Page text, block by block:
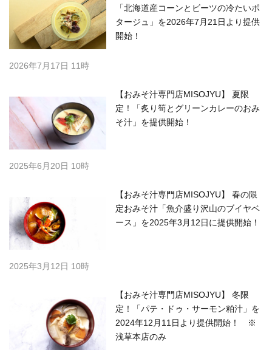
「北海道産コーンとビーツの冷たいポ
タージュ」を2026年7月21日より提供
開始！
2026年7月17日 11時
【おみそ汁専門店MISOJYU】 夏限
定！「炙り筍とグリーンカレーのおみ
そ汁」を提供開始！
2025年6月20日 10時
【おみそ汁専門店MISOJYU】 春の限
定おみそ汁「魚介盛り沢山のブイヤベ
ース」を2025年3月12日に提供開始！
2025年3月12日 10時
【おみそ汁専門店MISOJYU】 冬限
定！「パテ・ドゥ・サーモン粕汁」を
2024年12月11日より提供開始！ ※
浅草本店のみ